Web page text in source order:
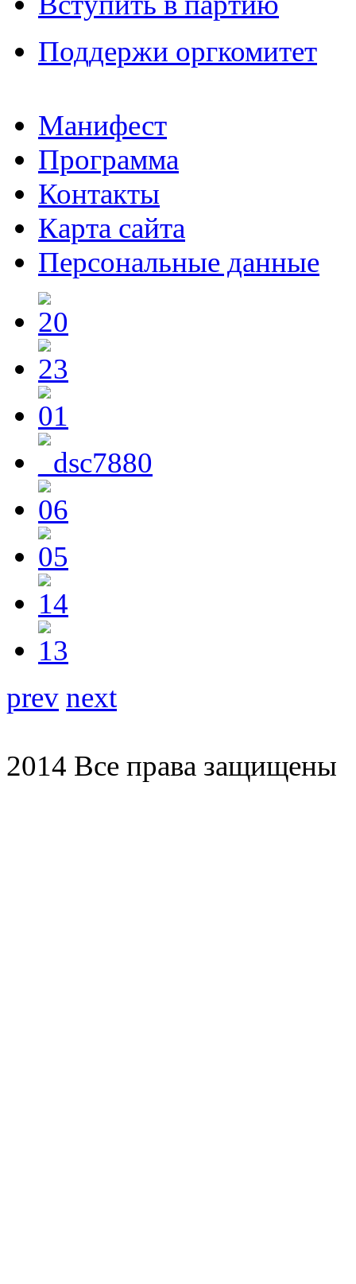
Поддержи оргкомитет
Манифест
Программа
Контакты
Карта сайта
Персональные данные
prev next
2014 Все права защищены